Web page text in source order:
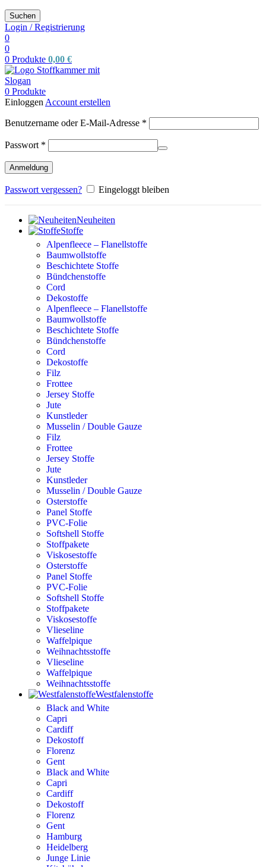
Suchen
Login / Registrierung
0
0
0 Produkte 0,00 €
0 Produkte
Einloggen Account erstellen
Benutzername oder E-Mail-Adresse *
Passwort *
Anmeldung
Passwort vergessen? Eingeloggt bleiben
Neuheiten
Stoffe
Alpenfleece – Flanellstoffe
Baumwollstoffe
Beschichtete Stoffe
Bündchenstoffe
Cord
Dekostoffe
Alpenfleece – Flanellstoffe
Baumwollstoffe
Beschichtete Stoffe
Bündchenstoffe
Cord
Dekostoffe
Filz
Frottee
Jersey Stoffe
Jute
Kunstleder
Musselin / Double Gauze
Filz
Frottee
Jersey Stoffe
Jute
Kunstleder
Musselin / Double Gauze
Osterstoffe
Panel Stoffe
PVC-Folie
Softshell Stoffe
Stoffpakete
Viskosestoffe
Osterstoffe
Panel Stoffe
PVC-Folie
Softshell Stoffe
Stoffpakete
Viskosestoffe
Vlieseline
Waffelpique
Weihnachtsstoffe
Vlieseline
Waffelpique
Weihnachtsstoffe
Westfalenstoffe
Black and White
Capri
Cardiff
Dekostoff
Florenz
Gent
Black and White
Capri
Cardiff
Dekostoff
Florenz
Gent
Hamburg
Heidelberg
Junge Linie